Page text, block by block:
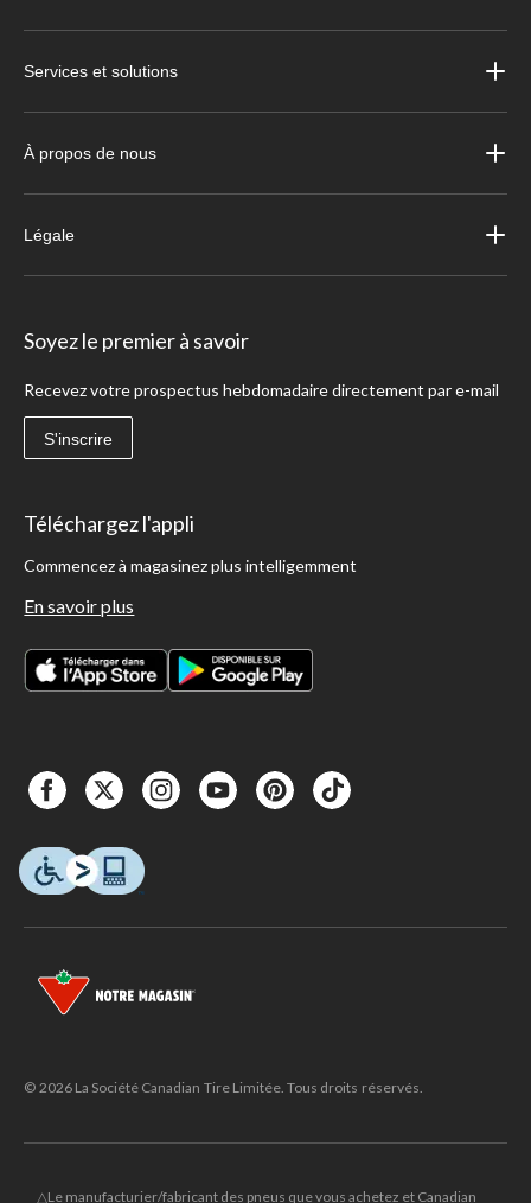
Services et solutions
À propos de nous
Légale
Soyez le premier à savoir
Recevez votre prospectus hebdomadaire directement par e-mail
S'inscrire
Téléchargez l'appli
Commencez à magasinez plus intelligemment
En savoir plus
© 2026 La Société Canadian Tire Limitée. Tous droits réservés.
△Le manufacturier/fabricant des pneus que vous achetez et Canadian